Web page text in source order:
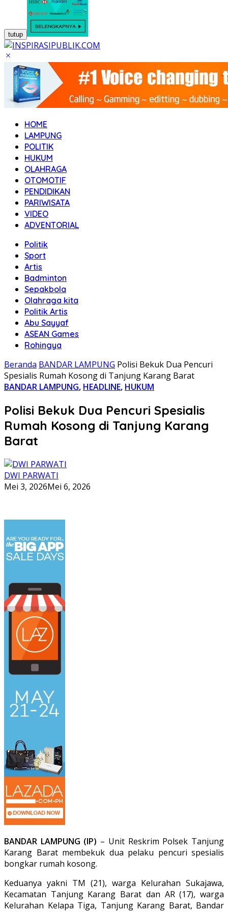
tutup
HOME
LAMPUNG
POLITIK
HUKUM
OLAHRAGA
OTOMOTIF
PENDIDIKAN
PARIWISATA
VIDEO
ADVENTORIAL
Politik
Sport
Artis
Badminton
Sepakbola
Olahraga kita
Politik Artis
Abu Sayyaf
ASEAN Games
Rohingya
Beranda BANDAR LAMPUNG Polisi Bekuk Dua Pencuri
Spesialis Rumah Kosong di Tanjung Karang Barat
BANDAR LAMPUNG, HEADLINE, HUKUM
Polisi Bekuk Dua Pencuri Spesialis
Rumah Kosong di Tanjung Karang
Barat
DWI PARWATI
Mei 3, 2026Mei 6, 2026
BANDAR LAMPUNG (IP) – Unit Reskrim Polsek Tanjung
Karang Barat membekuk dua pelaku pencuri spesialis
bongkar rumah kosong.
Keduanya yakni TM (21), warga Kelurahan Sukajawa,
Kecamatan Tanjung Karang Barat dan AR (17), warga
Kelurahan Kelapa Tiga, Tanjung Karang Barat, Bandar